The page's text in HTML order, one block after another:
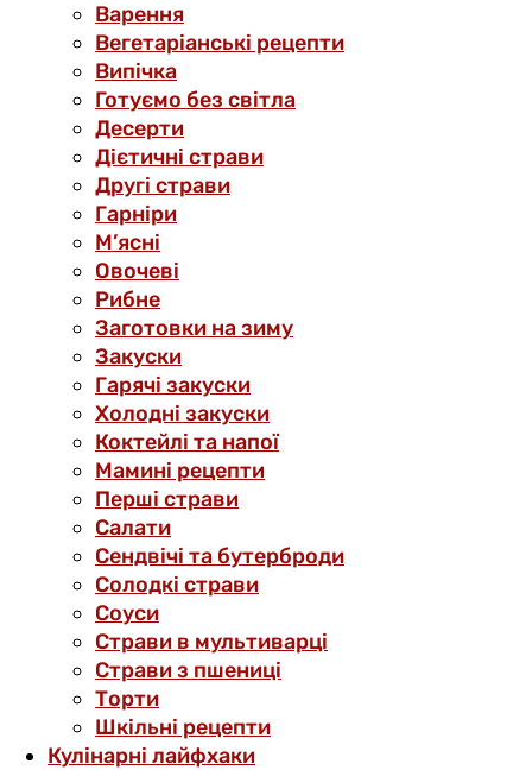
Варення
Вегетаріанські рецепти
Випічка
Готуємо без світла
Десерти
Дієтичні страви
Другі страви
Гарніри
М’ясні
Овочеві
Рибне
Заготовки на зиму
Закуски
Гарячі закуски
Холодні закуски
Коктейлі та напої
Мамині рецепти
Перші страви
Салати
Сендвічі та бутерброди
Солодкі страви
Соуси
Страви в мультиварці
Страви з пшениці
Торти
Шкільні рецепти
Кулінарні лайфхаки